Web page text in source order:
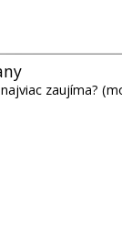
zaujíma?